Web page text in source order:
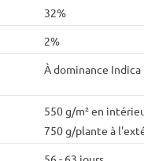
32%
2%
À dominance Indica
550 g/m² en
750 g/plante à